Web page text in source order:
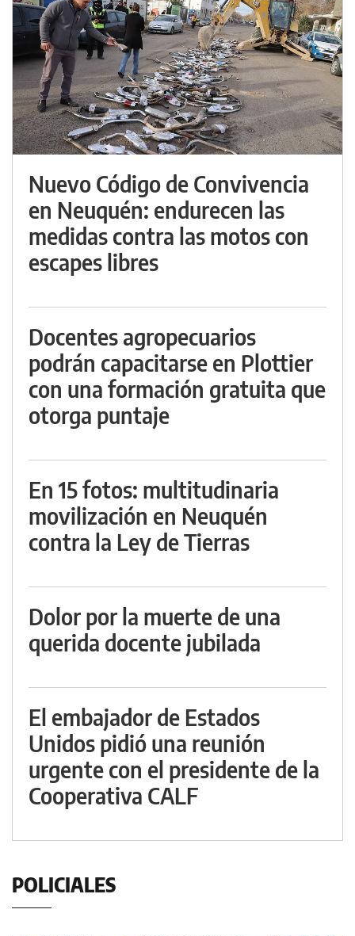
Nuevo Código de Convivencia
en Neuquén: endurecen las
medidas contra las motos con
escapes libres
Docentes agropecuarios
podrán capacitarse en Plottier
con una formación gratuita que
otorga puntaje
En 15 fotos: multitudinaria
movilización en Neuquén
contra la Ley de Tierras
Dolor por la muerte de una
querida docente jubilada
El embajador de Estados
Unidos pidió una reunión
urgente con el presidente de la
Cooperativa CALF
POLICIALES